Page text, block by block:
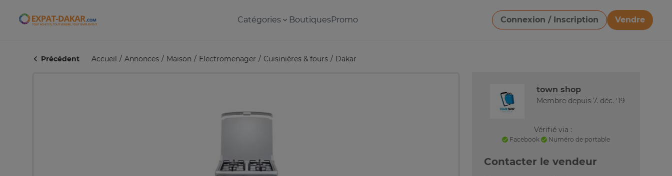
Expat-Dakar Catégories BoutiquesPromo Connexion / Inscription
Vendre
Télécharger une image
Précédent Accueil Annonces Maison Electromenager Cuisinières & fours Dakar
town shop
Membre depuis 7. déc. '19
Vérifié via :
Facebook Numéro de portable
Contacter le vendeur